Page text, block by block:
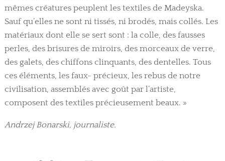
mêmes créatures peuplent les textiles de Madeyska.
Sauf qu’elles ne sont ni tissés, ni brodés, mais collés. Les
matériaux dont elle se sert sont : la colle, des fausses
perles, des brisures de miroirs, des morceaux de verre,
des galets, des chiffons clinquants, des dentelles. Tous
ces éléments, les faux- précieux, les rebus de notre
civilisation, assemblés avec goût par l’artiste,
composent des textiles précieusement beaux. »
Andrzej Bonarski, journaliste.